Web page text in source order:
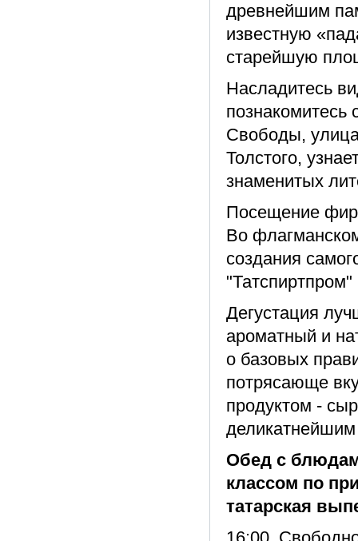
древнейшим
известную
старейшую
Насладитесь
познакомитесь
Свободы,
Толстого,
знаменитых
Посещение
Во
создания
Дегустация
ароматный и
о базовых
потрясающе
продуктом -
Обед с
классом по
татарская